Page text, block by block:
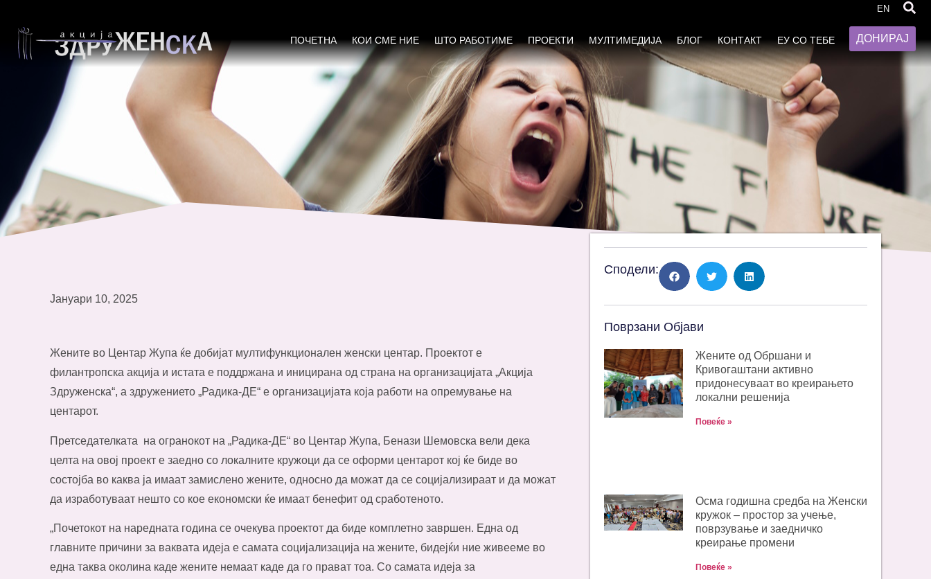
EN
ПОЧЕТНА КОИ СМЕ НИЕ ШТО РАБОТИМЕ ПРОЕКТИ МУЛТИМЕДИЈА БЛОГ КОНТАКТ ЕУ СО ТЕБЕ ДОНИРАЈ
Јануари 10, 2025
Жените во Центар Жупа ќе добијат мултифункционален женски центар. Проектот е
филантропска акција и истата е поддржана и иницирана од страна на организацијата „Акција
Здруженска“, а здружението „Радика-ДЕ“ е организацијата која работи на опремување на
центарот.
Претседателката на огранокот на „Радика-ДЕ“ во Центар Жупа, Бенази Шемовска вели дека
целта на овој проект е заедно со локалните кружоци да се оформи центарот кој ќе биде во
состојба во каква ја имаат замислено жените, односно да можат да се социјализираат и да можат
да изработуваат нешто со кое економски ќе имаат бенефит од сработеното.
„Почетокот на наредната година се очекува проектот да биде комплетно завршен. Една од
главните причини за ваквата идеја е самата социјализација на жените, бидејќи ние живееме во
една таква околина каде жените немаат каде да го прават тоа. Со самата идеја за
Сподели:
Поврзани Објави
Жените од Обршани и
Кривогаштани активно
придонесуваат во креирањето
локални решенија
Повеќе »
Oсма годишна средба на Женски
кружок – простор за учење,
поврзување и заедничко
креирање промени
Повеќе »